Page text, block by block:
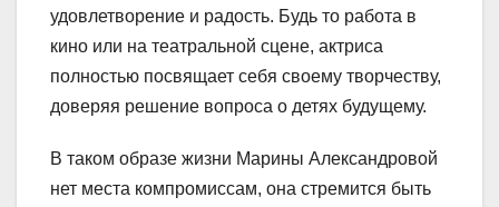
удовлетворение и радость. Будь то работа в
кино или на театральной сцене, актриса
полностью посвящает себя своему творчеству,
доверяя решение вопроса о детях будущему.
В таком образе жизни Марины Александровой
нет места компромиссам, она стремится быть